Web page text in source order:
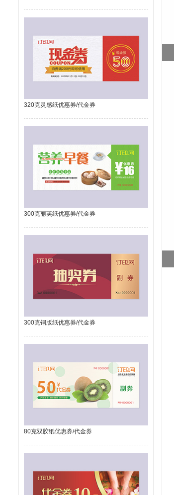
320克灵感纸优惠券/代金券
300克丽芙纸优惠券/代金券
300克铜版纸优惠券/代金券
80克双胶纸优惠券/代金券